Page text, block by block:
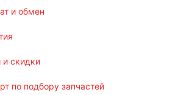
и обмен
и скидки
по подбору запчастей